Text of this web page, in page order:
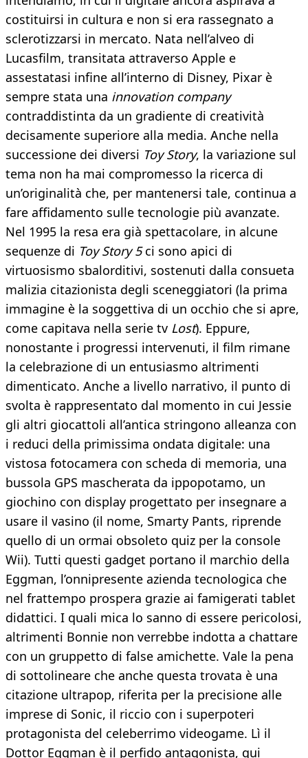
costituirsi in cultura e non si era rassegnato a
sclerotizzarsi in mercato. Nata nell’alveo di
Lucasfilm, transitata attraverso Apple e
assestatasi infine all’interno di Disney, Pixar è
sempre stata una innovation company
contraddistinta da un gradiente di creatività
decisamente superiore alla media. Anche nella
successione dei diversi Toy Story, la variazione sul
tema non ha mai compromesso la ricerca di
un’originalità che, per mantenersi tale, continua a
fare affidamento sulle tecnologie più avanzate.
Nel 1995 la resa era già spettacolare, in alcune
sequenze di Toy Story 5ci sono apici di
virtuosismo sbalorditivi, sostenuti dalla consueta
malizia citazionista degli sceneggiatori (la prima
immagine è la soggettiva di un occhio che si apre,
come capitava nella serie tv Lost). Eppure,
nonostante i progressi intervenuti, il film rimane
la celebrazione di un entusiasmo altrimenti
dimenticato. Anche a livello narrativo, il punto di
svolta è rappresentato dal momento in cui Jessie
gli altri giocattoli all’antica stringono alleanza con
i reduci della primissima ondata digitale: una
vistosa fotocamera con scheda di memoria, una
bussola GPS mascherata da ippopotamo, un
giochino con display progettato per insegnare a
usare il vasino (il nome, Smarty Pants, riprende
quello di un ormai obsoleto quiz per la console
Wii). Tutti questi gadget portano il marchio della
Eggman, l’onnipresente azienda tecnologica che
nel frattempo prospera grazie ai famigerati tablet
didattici. I quali mica lo sanno di essere pericolosi,
altrimenti Bonnie non verrebbe indotta a chattare
con un gruppetto di false amichette. Vale la pena
di sottolineare che anche questa trovata è una
citazione ultrapop, riferita per la precisione alle
imprese di Sonic, il riccio con i superpoteri
protagonista del celeberrimo videogame. Lì il
Dottor Eggman è il perfido antagonista, qui